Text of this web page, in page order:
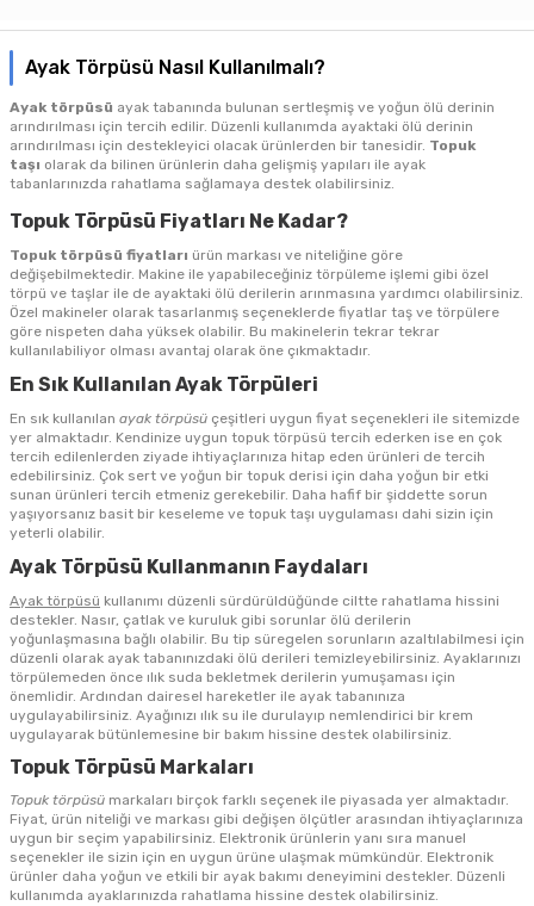
Ayak Törpüsü Nasıl Kullanılmalı?
Ayak törpüsü ayak tabanında bulunan sertleşmiş ve yoğun ölü derinin
arındırılması için tercih edilir. Düzenli kullanımda ayaktaki ölü derinin
arındırılması için destekleyici olacak ürünlerden bir tanesidir. Topuk
taşı olarak da bilinen ürünlerin daha gelişmiş yapıları ile ayak
tabanlarınızda rahatlama sağlamaya destek olabilirsiniz.
Topuk Törpüsü Fiyatları Ne Kadar?
Topuk törpüsü fiyatları ürün markası ve niteliğine göre
değişebilmektedir. Makine ile yapabileceğiniz törpüleme işlemi gibi özel
törpü ve taşlar ile de ayaktaki ölü derilerin arınmasına yardımcı olabilirsiniz.
Özel makineler olarak tasarlanmış seçeneklerde fiyatlar taş ve törpülere
göre nispeten daha yüksek olabilir. Bu makinelerin tekrar tekrar
kullanılabiliyor olması avantaj olarak öne çıkmaktadır.
En Sık Kullanılan Ayak Törpüleri
En sık kullanılan ayak törpüsü çeşitleri uygun fiyat seçenekleri ile sitemizde
yer almaktadır. Kendinize uygun topuk törpüsü tercih ederken ise en çok
tercih edilenlerden ziyade ihtiyaçlarınıza hitap eden ürünleri de tercih
edebilirsiniz. Çok sert ve yoğun bir topuk derisi için daha yoğun bir etki
sunan ürünleri tercih etmeniz gerekebilir. Daha hafif bir şiddette sorun
yaşıyorsanız basit bir keseleme ve topuk taşı uygulaması dahi sizin için
yeterli olabilir.
Ayak Törpüsü Kullanmanın Faydaları
Ayak törpüsü kullanımı düzenli sürdürüldüğünde ciltte rahatlama hissini
destekler. Nasır, çatlak ve kuruluk gibi sorunlar ölü derilerin
yoğunlaşmasına bağlı olabilir. Bu tip süregelen sorunların azaltılabilmesi için
düzenli olarak ayak tabanınızdaki ölü derileri temizleyebilirsiniz. Ayaklarınızı
törpülemeden önce ılık suda bekletmek derilerin yumuşaması için
önemlidir. Ardından dairesel hareketler ile ayak tabanınıza
uygulayabilirsiniz. Ayağınızı ılık su ile durulayıp nemlendirici bir krem
uygulayarak bütünlemesine bir bakım hissine destek olabilirsiniz.
Topuk Törpüsü Markaları
Topuk törpüsü markaları birçok farklı seçenek ile piyasada yer almaktadır.
Fiyat, ürün niteliği ve markası gibi değişen ölçütler arasından ihtiyaçlarınıza
uygun bir seçim yapabilirsiniz. Elektronik ürünlerin yanı sıra manuel
seçenekler ile sizin için en uygun ürüne ulaşmak mümkündür. Elektronik
ürünler daha yoğun ve etkili bir ayak bakımı deneyimini destekler. Düzenli
kullanımda ayaklarınızda rahatlama hissine destek olabilirsiniz.